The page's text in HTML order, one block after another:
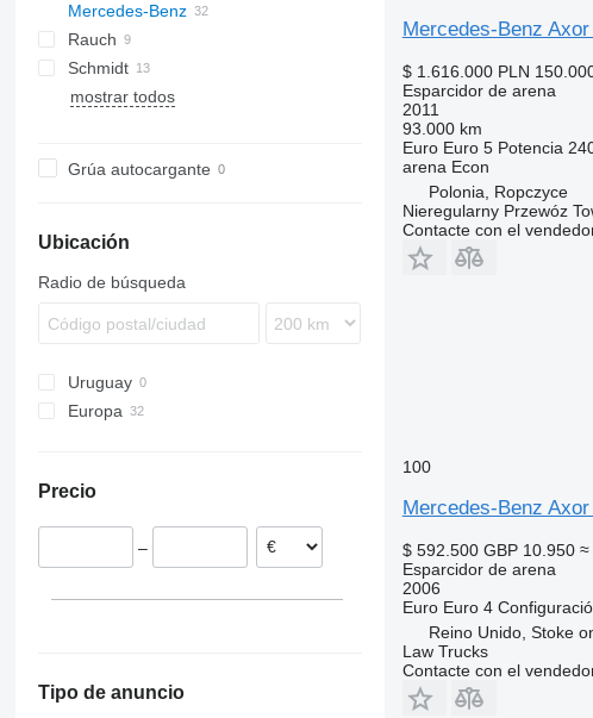
EuroCargo
Magirus
Trakker
LE
TGM
TGS
Mercedes-Benz
Actros
Actros 2031
Arocs
Arocs 1824
Atego
Axor 2533
Axor 2629
Sprinter 313
Unimog U500
Canter
M-series
Rauch
Axeo
SA
K-series
Kerax
P-series
Schmidt
Crafter
B-series
mostrar todos
Grúa autocargante
Ubicación
Radio de búsqueda
Uruguay
Europa
Chequia
Noruega
Precio
–
Tipo de anuncio
Mercedes-Benz
$ 1.616.000 PLN
Esparcidor de arena
2011
93.000 km
Euro Euro 5 Potencia
arena Econ
Polonia, Ropczyce
Nieregularny Przewóz
Contacte con el
100
Mercedes-Benz
$ 592.500 GBP 10.950 ≈
Esparcidor de arena
2006
Euro Euro 4
Reino Unido, Stoke
Law Trucks
Contacte con el